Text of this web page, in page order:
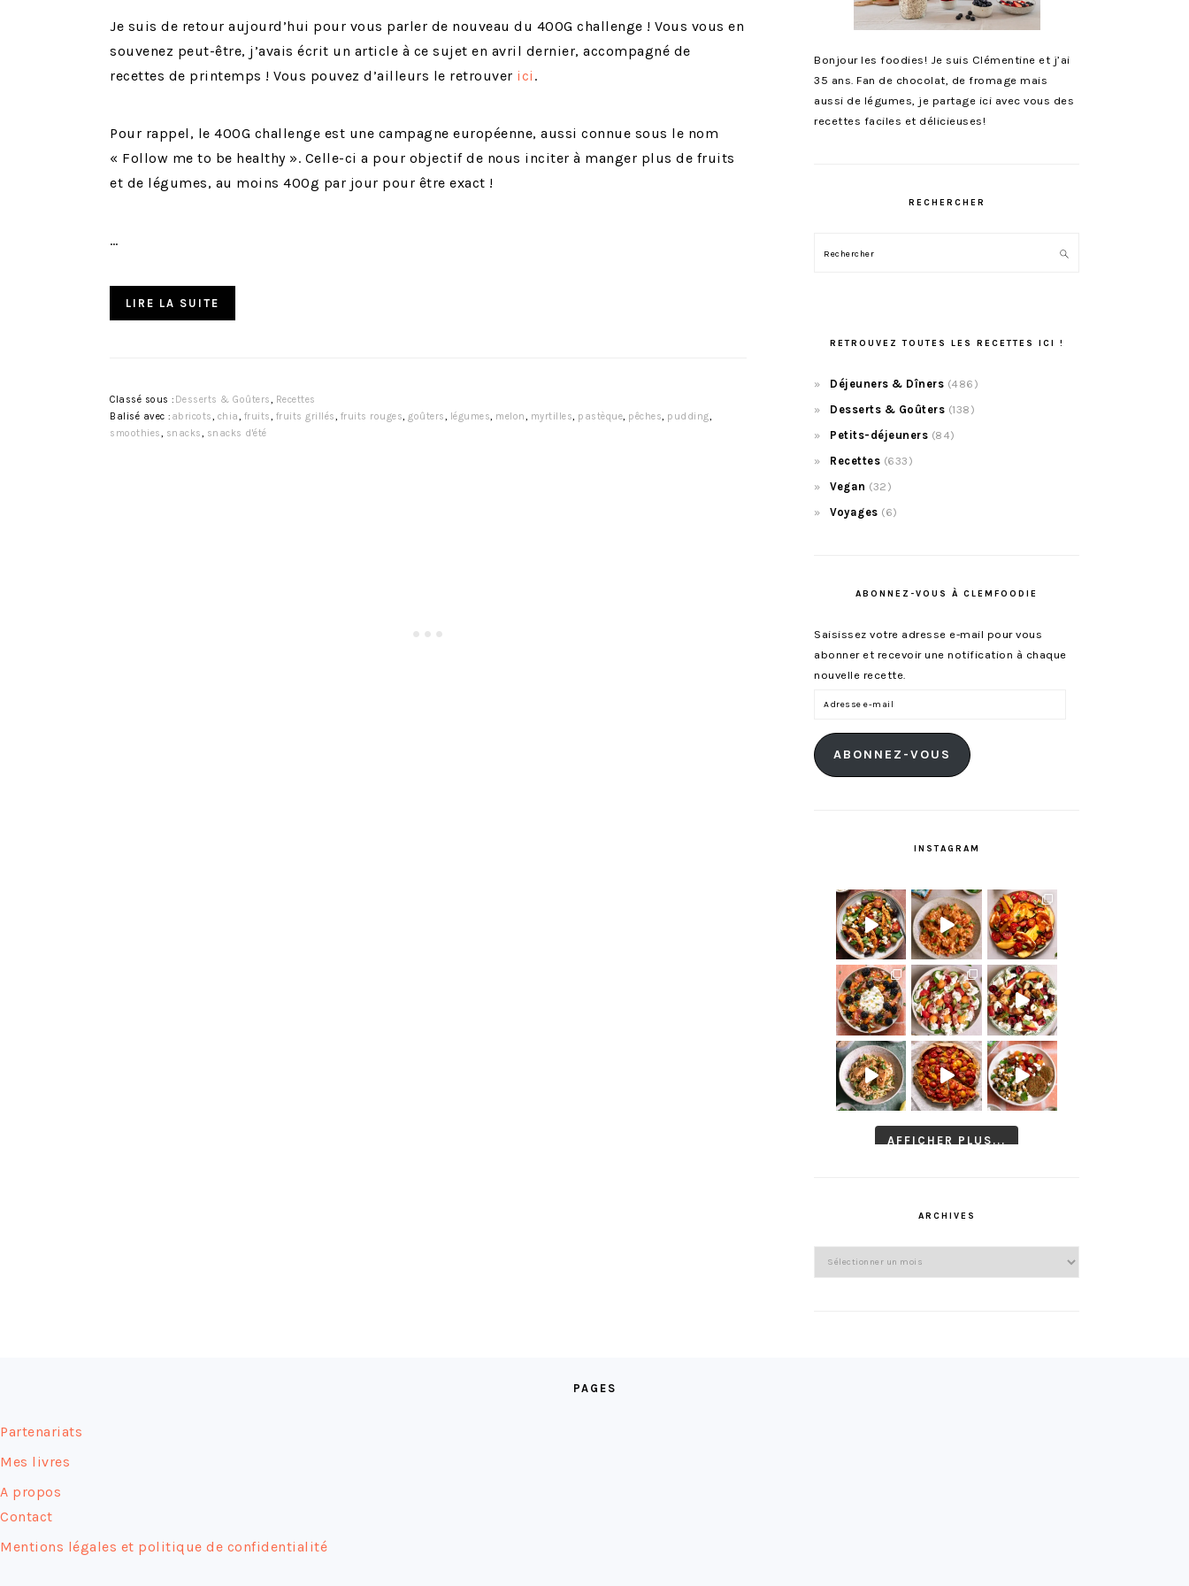
Je suis de retour aujourd’hui pour vous parler de nouveau du 400G challenge ! Vous vous en
souvenez peut-être, j’avais écrit un article à ce sujet en avril dernier, accompagné de
recettes de printemps ! Vous pouvez d’ailleurs le retrouver ici .
Pour rappel, le 400G challenge est une campagne européenne, aussi connue sous le nom
« Follow me to be healthy ». Celle-ci a pour objectif de nous inciter à manger plus de fruits
et de légumes, au moins 400g par jour pour être exact !
…
LIRE LA SUITE
Classé sous : Desserts & Goûters, Recettes
Balisé avec : abricots, chia, fruits, fruits grillés, fruits rouges, goûters, légumes, melon, myrtilles, pastèque, pêches, pudding,
smoothies, snacks, snacks d'été
Bonjour les foodies! Je suis Clémentine et j’ai
35 ans. Fan de chocolat, de fromage mais
aussi de légumes, je partage ici avec vous des
recettes faciles et délicieuses!
RECHERCHER
Rechercher
RETROUVEZ TOUTES LES RECETTES ICI !
Déjeuners & Dîners (486)
Desserts & Goûters (138)
Petits-déjeuners (84)
Recettes (633)
Vegan (32)
Voyages (6)
ABONNEZ-VOUS À CLEMFOODIE
Saisissez votre adresse e-mail pour vous
abonner et recevoir une notification à chaque
nouvelle recette.
Adresse
mail
ABONNEZ-VOUS
INSTAGRAM
AFFICHER PLUS...
ARCHIVES
Archives
PAGES
Partenariats
Mes livres
A propos
Contact
Mentions légales et politique de confidentialité